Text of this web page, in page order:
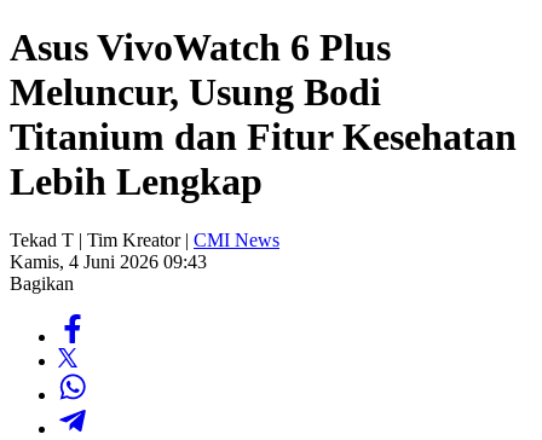
Asus VivoWatch 6 Plus
Meluncur, Usung Bodi
Titanium dan Fitur Kesehatan
Lebih Lengkap
Tekad T | Tim Kreator | CMI News
Kamis, 4 Juni 2026 09:43
Bagikan